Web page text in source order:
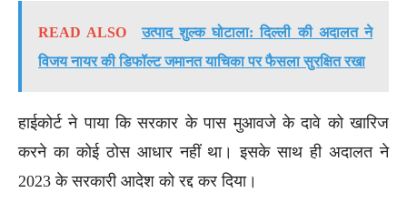
READ ALSO
उत्पाद शुल्क घोटाला: दिल्ली की अदालत ने
विजय नायर की डिफॉल्ट जमानत याचिका पर फैसला सुरक्षित रखा
हाईकोर्ट ने पाया कि सरकार के पास मुआवजे के दावे को खारिज
करने का कोई ठोस आधार नहीं था। इसके साथ ही अदालत ने
2023 के सरकारी आदेश को रद्द कर दिया।